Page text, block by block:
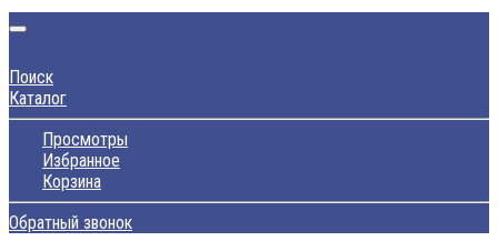
Поиск
Каталог
Просмотры
Избранное
Корзина
Обратный звонок